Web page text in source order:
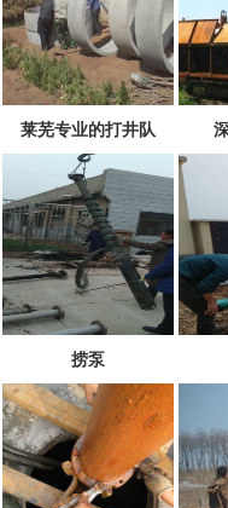
莱芜专业的打井队
捞泵